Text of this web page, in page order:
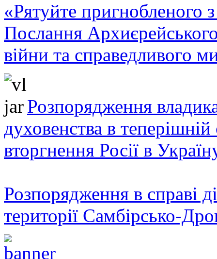
«Рятуйте пригнобленого
Послання
війни та справедливого
Розпорядження
духовенства в теперішній
вторгнення Росії в
Розпорядження в справі
території Самбірсько-